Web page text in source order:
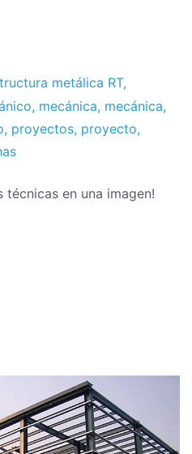
metálica RT,
, mecánica, mecánica,
, proyectos, proyecto,
técnicas en una imagen!